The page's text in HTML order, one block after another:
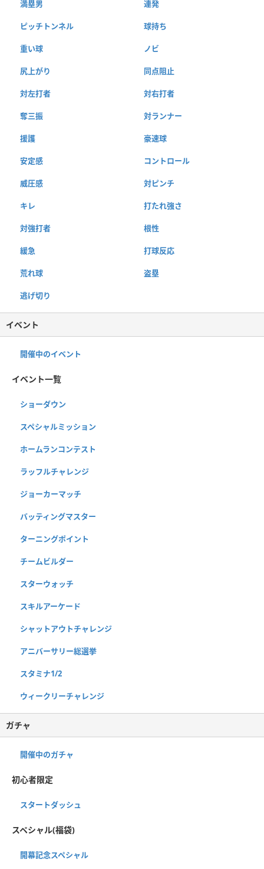
満塁男 連発
ピッチトンネル 球持ち
重い球 ノビ
尻上がり 同点阻止
対左打者 対右打者
奪三振 対ランナー
援護 豪速球
安定感 コントロール
威圧感 対ピンチ
キレ 打たれ強さ
対強打者 根性
緩急 打球反応
荒れ球 盗塁
逃げ切り
イベント
開催中のイベント
イベント一覧
ショーダウン
スペシャルミッション
ホームランコンテスト
ラッフルチャレンジ
ジョーカーマッチ
バッティングマスター
ターニングポイント
チームビルダー
スターウォッチ
スキルアーケード
シャットアウトチャレンジ
アニバーサリー総選挙
スタミナ1/2
ウィークリーチャレンジ
ガチャ
開催中のガチャ
初心者限定
スタートダッシュ
スペシャル(福袋)
開幕記念スペシャル